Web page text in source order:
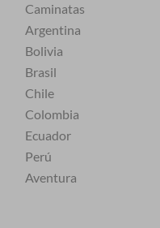
Caminatas
Argentina
Bolivia
Brasil
Chile
Colombia
Ecuador
Perú
Aventura